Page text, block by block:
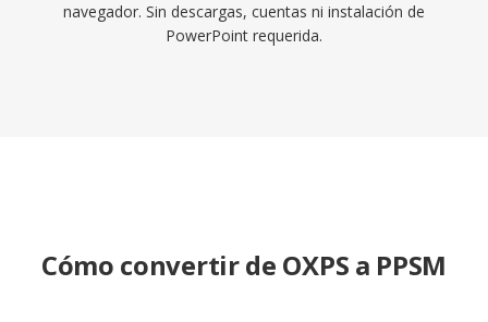
navegador. Sin descargas, cuentas ni instalación de
PowerPoint requerida.
Cómo convertir de OXPS a PPSM